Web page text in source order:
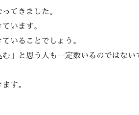
てきました。
います。
いることでしょう。
」と思う人も一定数いるのではない
す。